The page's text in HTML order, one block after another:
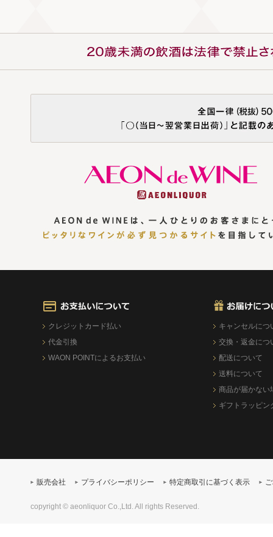
クレジットカード払い
代金引換
WAON POINTによるお支払い
キャンセルにつ
交換・返金につ
配送について
送料について
商品が届かない
ギフトラッピン
販売会社 プライバシーポリシー 特定商取引に基づく表示
copyright © aeonliquor Co.,Ltd. All rights Reserved.